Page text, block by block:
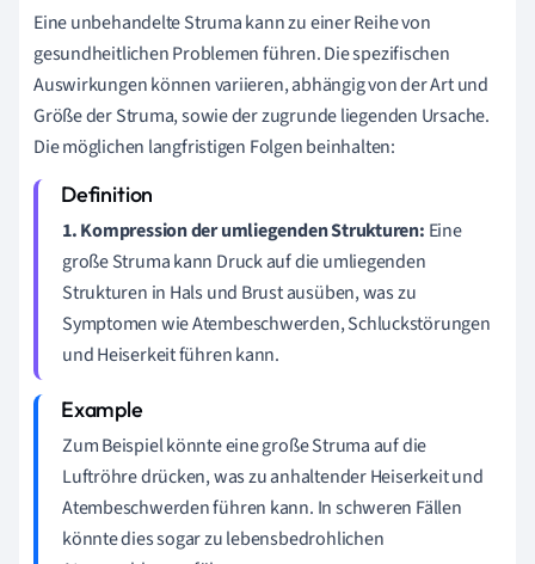
Eine unbehandelte Struma kann zu einer Reihe von
gesundheitlichen Problemen führen. Die spezifischen
Auswirkungen können variieren, abhängig von der Art und
Größe der Struma, sowie der zugrunde liegenden Ursache.
Die möglichen langfristigen Folgen beinhalten:
1. Kompression der umliegenden Strukturen: Eine
große Struma kann Druck auf die umliegenden
Strukturen in Hals und Brust ausüben, was zu
Symptomen wie Atembeschwerden, Schluckstörungen
und Heiserkeit führen kann.
Zum Beispiel könnte eine große Struma auf die
Luftröhre drücken, was zu anhaltender Heiserkeit und
Atembeschwerden führen kann. In schweren Fällen
könnte dies sogar zu lebensbedrohlichen